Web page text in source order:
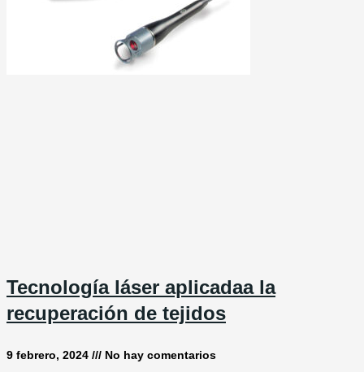
Tecnología láser aplicadaa la
recuperación de tejidos
9 febrero, 2024 No hay comentarios